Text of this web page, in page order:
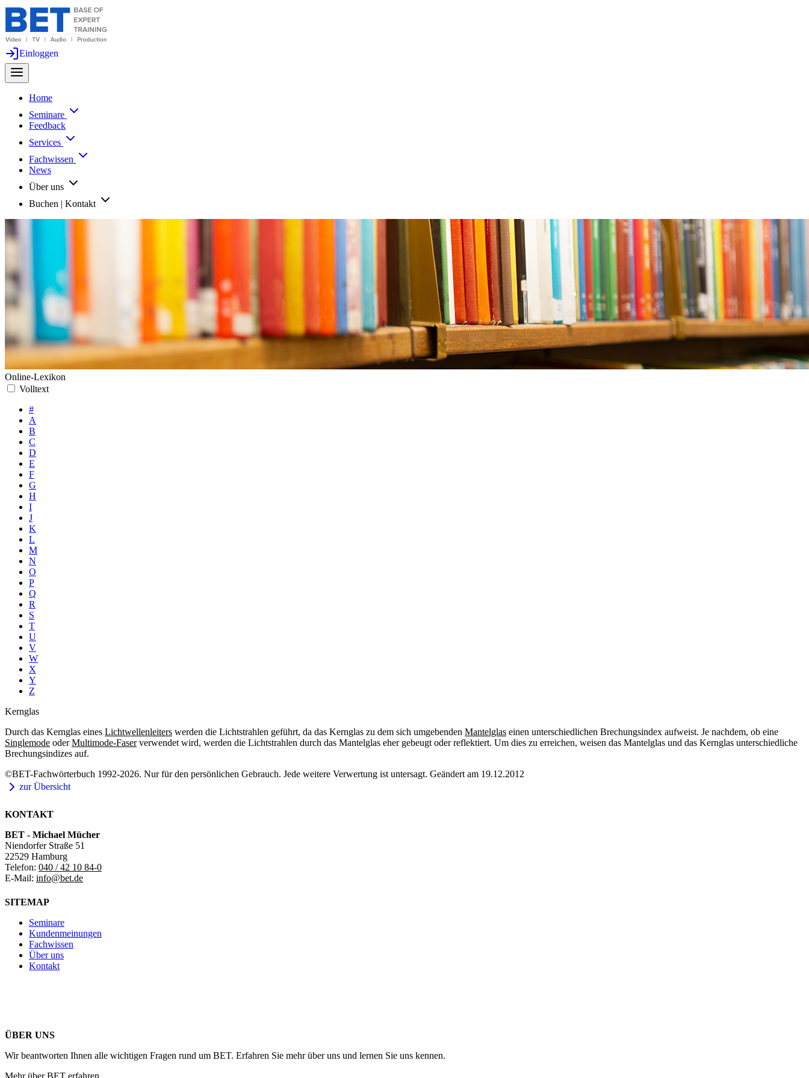
Einloggen
Home
Seminare
Feedback
Services
Fachwissen
News
Über uns
Buchen | Kontakt
Online-Lexikon
Volltext
#
A
B
C
D
E
F
G
H
I
J
K
L
M
N
O
P
Q
R
S
T
U
V
W
X
Y
Z
Kernglas
Durch das Kernglas eines Lichtwellenleiters werden die Lichtstrahlen geführt, da das Kernglas zu dem sich umgebenden Mantelglas einen unterschiedlichen Brechungsindex aufweist. Je nachdem, ob eine
Singlemode oderMultimode-Faserverwendet wird, werden die Lichtstrahlen durch das Mantelglas eher gebeugt oder reflektiert. Um dies zu erreichen, weisen das Mantelglas und das Kernglas unterschiedliche
Brechungsindizes auf.
©BET-Fachwörterbuch 1992-2026. Nur für den persönlichen Gebrauch. Jede weitere Verwertung ist untersagt. Geändert am 19.12.2012
zur Übersicht
KONTAKT
BET - Michael Mücher
Niendorfer Straße 51
22529 Hamburg
Telefon: 040 / 42 10 84-0
E-Mail: info@bet.de
SITEMAP
Seminare
Kundenmeinungen
Fachwissen
Über uns
Kontakt
ÜBER UNS
Wir beantworten Ihnen alle wichtigen Fragen rund um BET. Erfahren Sie mehr über uns und lernen Sie uns kennen.
Mehr über BET erfahren